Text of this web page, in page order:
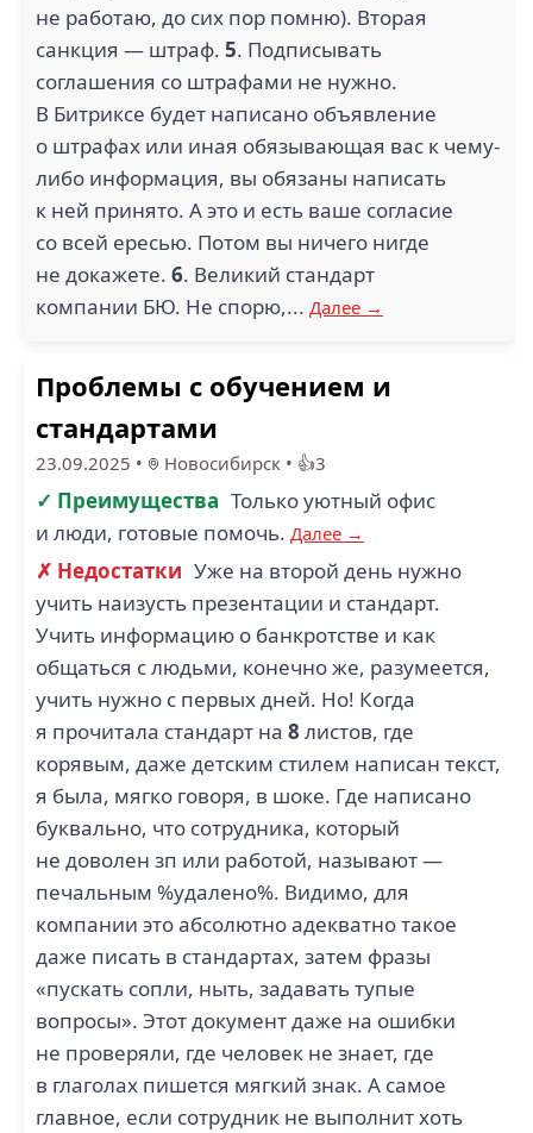
не работаю, до сих пор помню). Вторая
санкция — штраф. 5. Подписывать
соглашения со штрафами не нужно.
В Битриксе будет написано объявление
о штрафах или иная обязывающая вас к чему-
либо информация, вы обязаны написать
к ней принято. А это и есть ваше согласие
со всей ересью. Потом вы ничего нигде
не докажете. 6. Великий стандарт
компании БЮ. Не спорю,... Далее →
Проблемы с обучением и
стандартами
23.09.2025 • Новосибирск • 👍3
✓ Преимущества Только уютный офис
и люди, готовые помочь. Далее →
✗ Недостатки Уже на второй день нужно
учить наизусть презентации и стандарт.
Учить информацию о банкротстве и как
общаться с людьми, конечно же, разумеется,
учить нужно с первых дней. Но! Когда
я прочитала стандарт на 8 листов, где
корявым, даже детским стилем написан текст,
я была, мягко говоря, в шоке. Где написано
буквально, что сотрудника, который
не доволен зп или работой, называют —
печальным %удалено%. Видимо, для
компании это абсолютно адекватно такое
даже писать в стандартах, затем фразы
«пускать сопли, ныть, задавать тупые
вопросы». Этот документ даже на ошибки
не проверяли, где человек не знает, где
в глаголах пишется мягкий знак. А самое
главное, если сотрудник не выполнит хоть